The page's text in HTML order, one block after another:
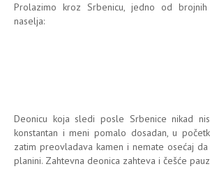
Prolazimo kroz Srbenicu, jedno od brojnih
naselja:
Deonicu koja sledi posle Srbenice nikad
konstantan i meni pomalo dosadan, u
zatim preovladava kamen i nemate osećaj
planini. Zahtevna deonica zahteva i češće